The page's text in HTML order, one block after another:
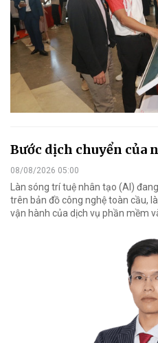
Bước dịch chuyển của
08/08/2026 05:00
Làn sóng trí tuệ nhân tạo (AI)
trên bản đồ công nghệ toàn cầu,
vận hành của dịch vụ phần mềm